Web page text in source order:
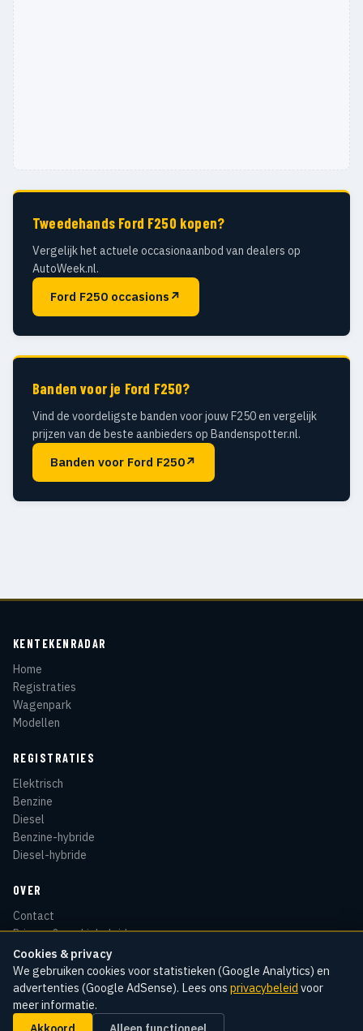
Cookies & privacy
We gebruiken cookies voor statistieken (Google Analytics) en
advertenties (Google AdSense). Lees ons privacybeleid voor
meer informatie.
Tweedehands Ford F250 kopen?
Vergelijk het actuele occasionaanbod van dealers op
AutoWeek.nl.
Ford F250 occasions ↗
Banden voor je Ford F250?
Vind de voordeligste banden voor jouw F250 en vergelijk
prijzen van de beste aanbieders op Bandenspotter.nl.
Banden voor Ford F250↗
KENTEKENRADAR
Home
Registraties
Wagenpark
Modellen
REGISTRATIES
Elektrisch
Benzine
Diesel
Benzine-hybride
Diesel-hybride
OVER
Contact
Privacy & cookiebeleid
Disclaimer
Sitemap